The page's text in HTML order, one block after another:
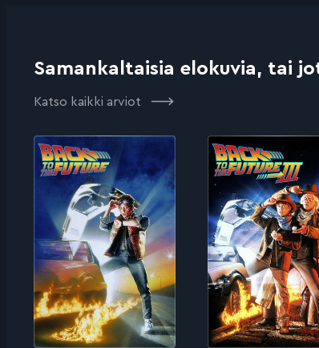
Samankaltaisia elokuvia, tai
Katso kaikki arviot